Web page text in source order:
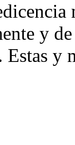
y
Estas y